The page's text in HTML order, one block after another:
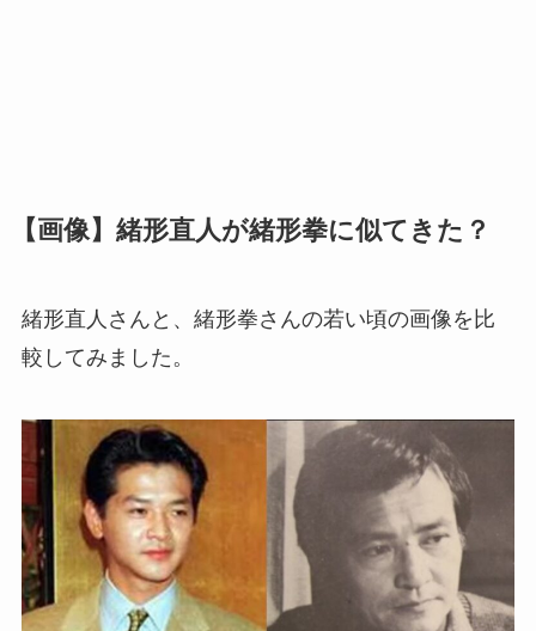
【画像】緒形直人が緒形拳に似てきた？
緒形直人さんと、緒形拳さんの若い頃の画像を比
較してみました。